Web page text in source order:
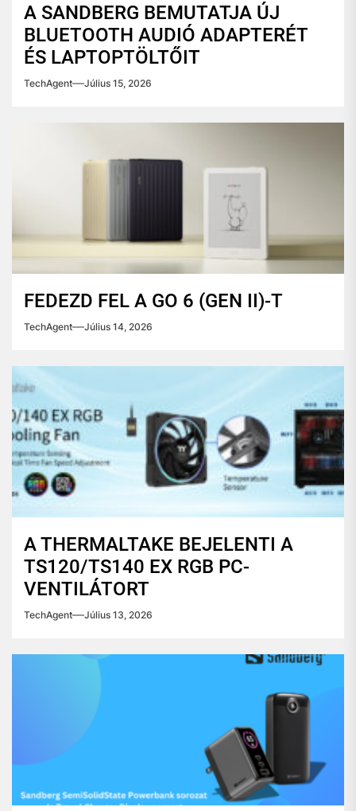
A SANDBERG BEMUTATJA ÚJ
BLUETOOTH AUDIÓ ADAPTERÉT
ÉS LAPTOPTÖLTŐIT
TechAgent Július 15, 2026
FEDEZD FEL A GO 6 (GEN II)-T
TechAgent Július 14, 2026
A THERMALTAKE BEJELENTI A
TS120/TS140 EX RGB PC-
VENTILÁTORT
TechAgent Július 13, 2026